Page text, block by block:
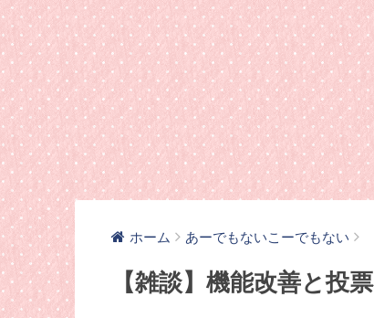
ホーム あーでもないこーでもない
【雑談】機能改善と投